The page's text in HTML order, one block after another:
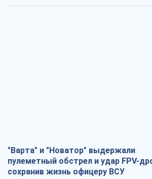
"Варта" и "Новатор" выдержали
пулеметный обстрел и удар FPV-
сохранив жизнь офицеру ВСУ